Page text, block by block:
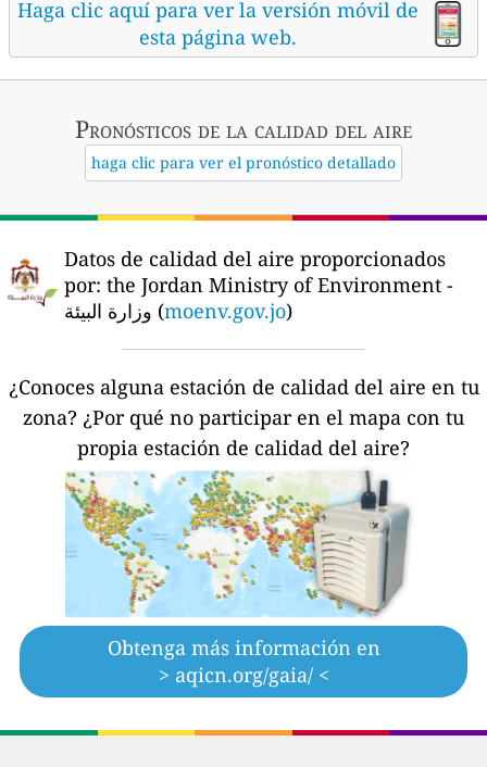
Haga clic aquí para ver la versión móvil de
esta página web.
Pronósticos de la calidad del aire
haga clic para ver el pronóstico detallado
Datos de calidad del aire proporcionados
por: the Jordan Ministry of Environment -
وزارة البيئة (moenv.gov.jo)
¿Conoces alguna estación de calidad del aire en tu
zona? ¿Por qué no participar en el mapa con tu
propia estación de calidad del aire?
Obtenga más información en
> aqicn.org/gaia/ <